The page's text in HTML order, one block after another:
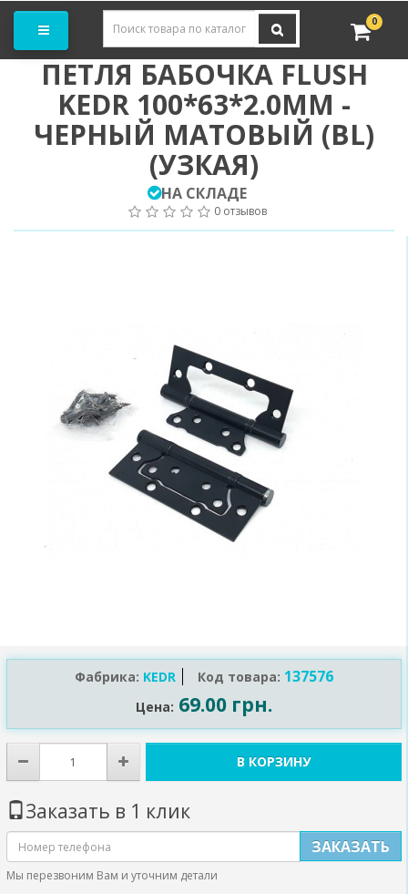
0
ПЕТЛЯ БАБОЧКА FLUSH
KEDR 100*63*2.0MM -
ЧЕРНЫЙ МАТОВЫЙ (BL)
(УЗКАЯ)
НА СКЛАДЕ
0 отзывов
Фабрика: KEDR Код товара: 137576
Цена: 69.00 грн.
В КОРЗИНУ
Заказать в 1 клик
ЗАКАЗАТЬ
Мы перезвоним Вам и уточним детали